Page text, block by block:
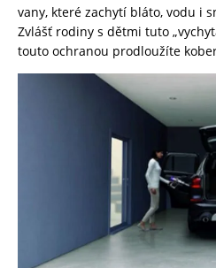
vany, které zachytí bláto, vodu i
Zvlášť rodiny s dětmi tuto
touto ochranou prodloužíte